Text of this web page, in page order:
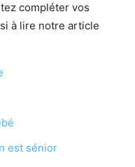
compléter vos
à lire notre article
est sénior